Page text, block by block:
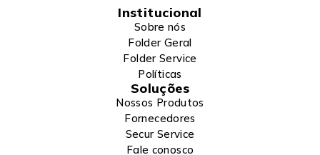
Institucional
Sobre nós
Folder Geral
Folder Service
Políticas
Soluções
Nossos Produtos
Fornecedores
Secur Service
Fale conosco